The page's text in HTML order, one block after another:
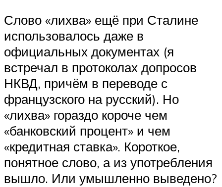
Слово «лихва» ещё при Сталине
использовалось даже в
официальных документах (я
встречал в протоколах допросов
НКВД, причём в переводе с
французского на русский). Но
«лихва» гораздо короче чем
«банковский процент» и чем
«кредитная ставка». Короткое,
понятное слово, а из употребления
вышло. Или умышленно выведено?